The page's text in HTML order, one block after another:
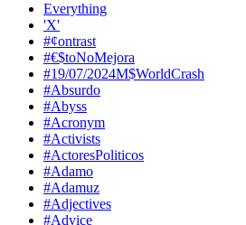
Everything
'X'
#¢ontrast
#€$toNoMejora
#19/07/2024M$WorldCrash
#Absurdo
#Abyss
#Acronym
#Activists
#ActoresPoliticos
#Adamo
#Adamuz
#Adjectives
#Advice